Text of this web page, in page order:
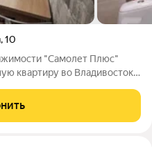
,10
"Самолет Плюс"
квартиру во Владивостоке,
квартиры Гардеробная,